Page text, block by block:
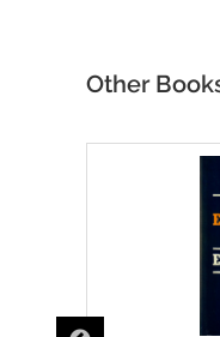
Other